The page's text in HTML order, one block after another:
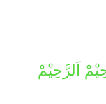
اَلرَّحِیْمْ